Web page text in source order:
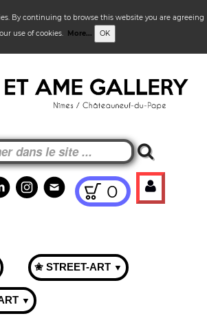
By continuing to browse this website you are agreeing
use of cookies. More... OK
0
✬ STREET-ART ▼
▼